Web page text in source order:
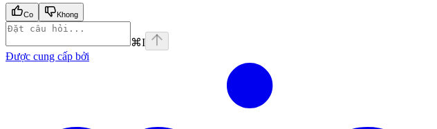
Co Khong
⌘I
Được cung cấp bởi